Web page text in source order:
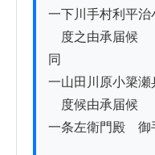
一下川手村利平治
度之由承届候
同
一山田川原小簗瀬
度候由承届候
一条左衛門殿ゟ御